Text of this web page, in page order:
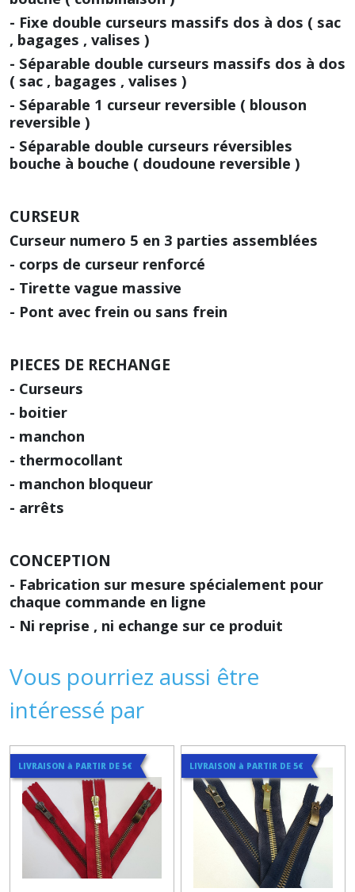
- Fixe double curseurs massifs dos à dos ( sac
, bagages , valises )
- Séparable double curseurs massifs dos à dos
( sac , bagages , valises )
- Séparable 1 curseur reversible ( blouson
reversible )
- Séparable double curseurs réversibles
bouche à bouche ( doudoune reversible )
CURSEUR
Curseur numero 5 en 3 parties assemblées
- corps de curseur renforcé
- Tirette vague massive
- Pont avec frein ou sans frein
PIECES DE RECHANGE
- Curseurs
- boitier
- manchon
- thermocollant
- manchon bloqueur
- arrêts
CONCEPTION
- Fabrication sur mesure spécialement pour
chaque commande en ligne
- Ni reprise , ni echange sur ce produit
Vous pourriez aussi être
intéressé par
LIVRAISON à PARTIR DE 5€ LIVRAISON à PARTIR DE 5€